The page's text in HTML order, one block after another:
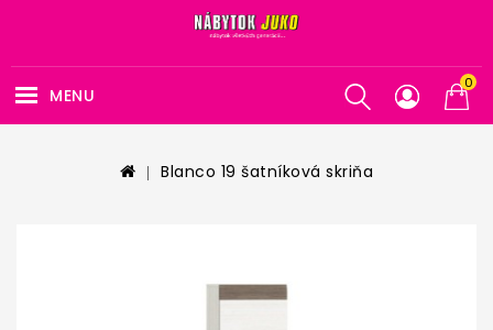
0
MENU
Blanco 19 šatníková skriňa